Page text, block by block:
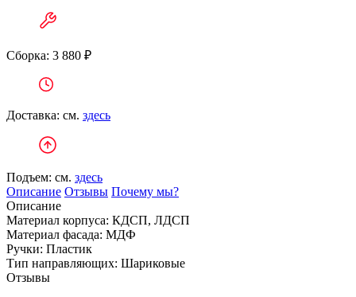
Сборка: 3 880 ₽
Доставка: см. здесь
Подъем: см. здесь
Описание Отзывы Почему мы?
Описание
Материал корпуса: КДСП, ЛДСП
Материал фасада: МДФ
Ручки: Пластик
Тип направляющих: Шариковые
Отзывы